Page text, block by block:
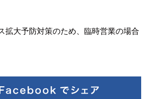
拡大予防対策のため、臨時営業の場合